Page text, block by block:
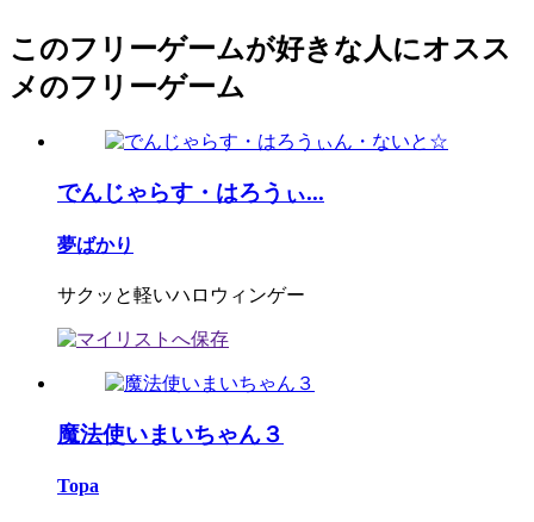
このフリーゲームが好きな人にオスス
メのフリーゲーム
でんじゃらす・はろうぃ...
夢ばかり
サクッと軽いハロウィンゲー
魔法使いまいちゃん３
Topa